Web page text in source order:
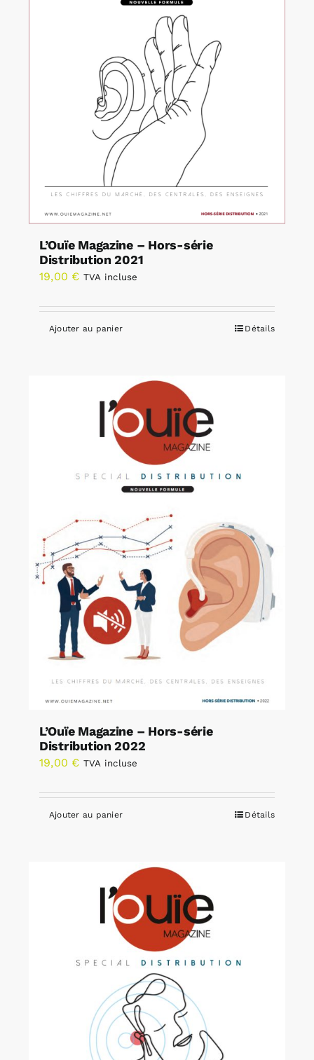
L’Ouïe Magazine – Hors-série
Distribution 2021
19,00 € TVA incluse
Ajouter au panier Détails
L’Ouïe Magazine – Hors-série
Distribution 2022
19,00 € TVA incluse
Ajouter au panier Détails